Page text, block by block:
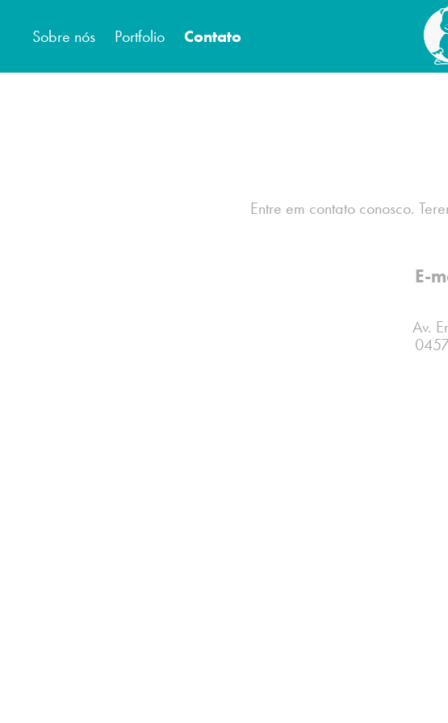
Sobre nós Portfolio Contato
Entre em contato conosco.
E-
Av.